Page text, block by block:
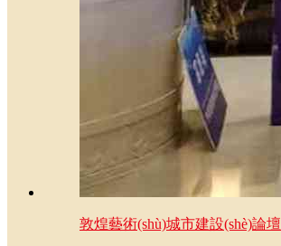
敦煌藝術(shù)城市建設(shè)論壇